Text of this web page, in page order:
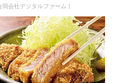
同会社デジタルファーム )